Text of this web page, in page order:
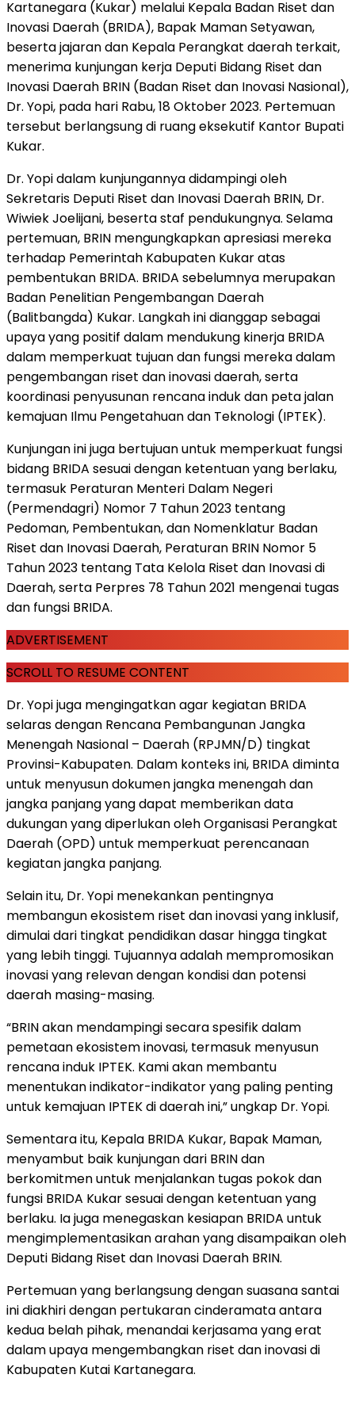
Kartanegara (Kukar) melalui Kepala Badan Riset dan
Inovasi Daerah (BRIDA), Bapak Maman Setyawan,
beserta jajaran dan Kepala Perangkat daerah terkait,
menerima kunjungan kerja Deputi Bidang Riset dan
Inovasi Daerah BRIN (Badan Riset dan Inovasi Nasional),
Dr. Yopi, pada hari Rabu, 18 Oktober 2023. Pertemuan
tersebut berlangsung di ruang eksekutif Kantor Bupati
Kukar.
Dr. Yopi dalam kunjungannya didampingi oleh
Sekretaris Deputi Riset dan Inovasi Daerah BRIN, Dr.
Wiwiek Joelijani, beserta staf pendukungnya. Selama
pertemuan, BRIN mengungkapkan apresiasi mereka
terhadap Pemerintah Kabupaten Kukar atas
pembentukan BRIDA. BRIDA sebelumnya merupakan
Badan Penelitian Pengembangan Daerah
(Balitbangda) Kukar. Langkah ini dianggap sebagai
upaya yang positif dalam mendukung kinerja BRIDA
dalam memperkuat tujuan dan fungsi mereka dalam
pengembangan riset dan inovasi daerah, serta
koordinasi penyusunan rencana induk dan peta jalan
kemajuan Ilmu Pengetahuan dan Teknologi (IPTEK).
Kunjungan ini juga bertujuan untuk memperkuat fungsi
bidang BRIDA sesuai dengan ketentuan yang berlaku,
termasuk Peraturan Menteri Dalam Negeri
(Permendagri) Nomor 7 Tahun 2023 tentang
Pedoman, Pembentukan, dan Nomenklatur Badan
Riset dan Inovasi Daerah, Peraturan BRIN Nomor 5
Tahun 2023 tentang Tata Kelola Riset dan Inovasi di
Daerah, serta Perpres 78 Tahun 2021 mengenai tugas
dan fungsi BRIDA.
ADVERTISEMENT
SCROLL TO RESUME CONTENT
Dr. Yopi juga mengingatkan agar kegiatan BRIDA
selaras dengan Rencana Pembangunan Jangka
Menengah Nasional – Daerah (RPJMN/D) tingkat
Provinsi-Kabupaten. Dalam konteks ini, BRIDA diminta
untuk menyusun dokumen jangka menengah dan
jangka panjang yang dapat memberikan data
dukungan yang diperlukan oleh Organisasi Perangkat
Daerah (OPD) untuk memperkuat perencanaan
kegiatan jangka panjang.
Selain itu, Dr. Yopi menekankan pentingnya
membangun ekosistem riset dan inovasi yang inklusif,
dimulai dari tingkat pendidikan dasar hingga tingkat
yang lebih tinggi. Tujuannya adalah mempromosikan
inovasi yang relevan dengan kondisi dan potensi
daerah masing-masing.
“BRIN akan mendampingi secara spesifik dalam
pemetaan ekosistem inovasi, termasuk menyusun
rencana induk IPTEK. Kami akan membantu
menentukan indikator-indikator yang paling penting
untuk kemajuan IPTEK di daerah ini,” ungkap Dr. Yopi.
Sementara itu, Kepala BRIDA Kukar, Bapak Maman,
menyambut baik kunjungan dari BRIN dan
berkomitmen untuk menjalankan tugas pokok dan
fungsi BRIDA Kukar sesuai dengan ketentuan yang
berlaku. Ia juga menegaskan kesiapan BRIDA untuk
mengimplementasikan arahan yang disampaikan oleh
Deputi Bidang Riset dan Inovasi Daerah BRIN.
Pertemuan yang berlangsung dengan suasana santai
ini diakhiri dengan pertukaran cinderamata antara
kedua belah pihak, menandai kerjasama yang erat
dalam upaya mengembangkan riset dan inovasi di
Kabupaten Kutai Kartanegara.